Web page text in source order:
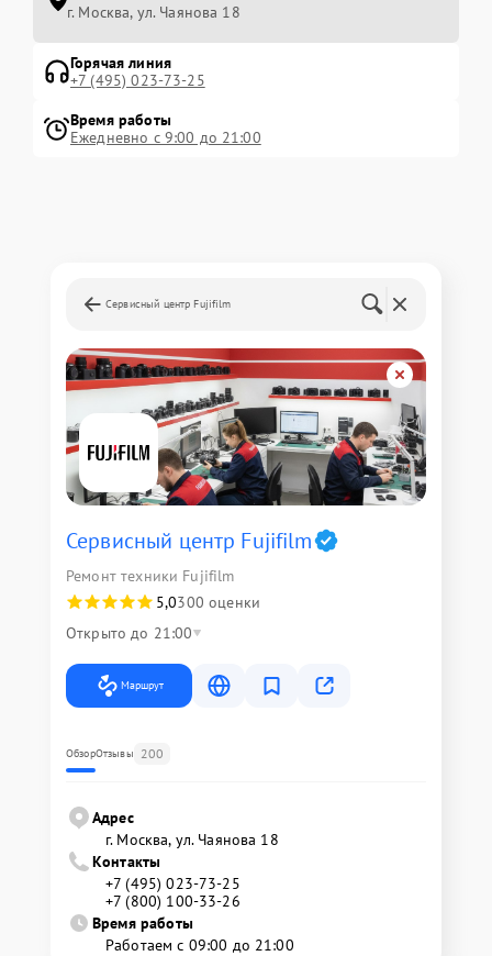
г. Москва, ул. Чаянова 18
Горячая линия
+7 (495) 023-73-25
Время работы
Ежедневно с 9:00 до 21:00
Сервисный центр Fujifilm
Сервисный центр Fujifilm
Ремонт техники Fujifilm
5,0300 оценки
Открыто до 21:00
Маршрут
ОбзорОтзывы 200
Адрес
г. Москва, ул. Чаянова 18
Контакты
+7 (495) 023-73-25
+7 (800) 100-33-26
Время работы
Работаем с 09:00 до 21:00